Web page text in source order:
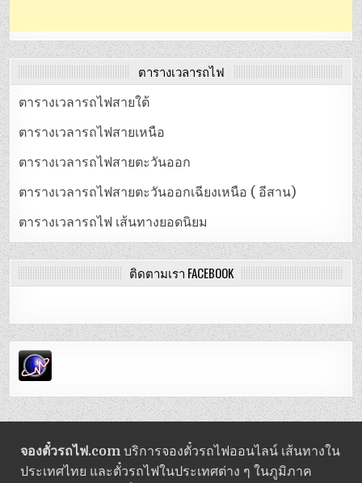
ตารางเวลารถไฟ
ตารางเวลารถไฟสายใต้
ตารางเวลารถไฟสายเหนือ
ตารางเวลารถไฟสายตะวันออก
ตารางเวลารถไฟสายตะวันออกเฉียงเหนือ ( อีสาน)
ตารางเวลารถไฟ เส้นทางยอดนิยม
ติดตามเรา FACEBOOK
จองตั๋วรถไฟ.comบริการจองตั๋วรถไฟออนไลน์ เส้นทางใน
ประเทศไทย และตั๋วรถไฟในประเทศต่าง ๆ ในภูมิภาค